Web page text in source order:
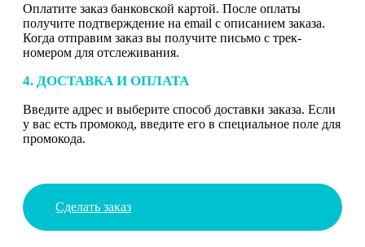
Оплатите заказ банковской картой. После оплаты
получите подтверждение на email с описанием заказа.
Когда отправим заказ вы получите письмо с трек-
номером для отслеживания.
4. ДОСТАВКА И ОПЛАТА
Введите адрес и выберите способ доставки заказа. Если
у вас есть промокод, введите его в специальное поле для
промокода.
Сделать заказ